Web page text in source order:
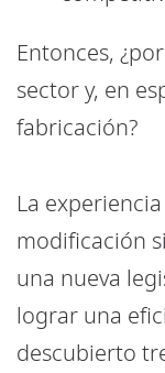
Entonces,
sector y, en
fabricación?
La
modificación
una nueva
lograr una
descubierto